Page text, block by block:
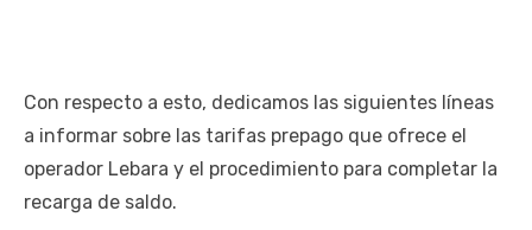
Con respecto a esto, dedicamos las siguientes líneas
a informar sobre las tarifas prepago que ofrece el
operador Lebara y el procedimiento para completar la
recarga de saldo.